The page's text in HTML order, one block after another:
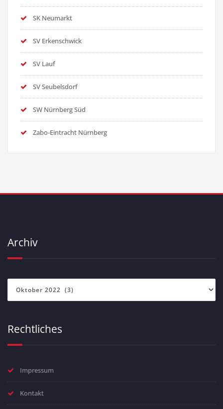
SK Neumarkt
SV Erkenschwick
SV Lauf
SV Seubelsdorf
SW Nürnberg Süd
Zabo-Eintracht Nürnberg
Archiv
Rechtliches
Impressum
Kontakt